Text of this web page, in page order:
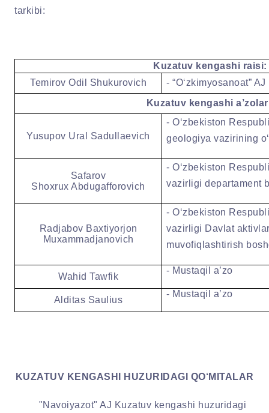
tarkibi:
Kuzatuv kengashi raisi:
Temirov Odil Shukurovich -“O‘zkimyosanoat”
Kuzatuv kengashi
Yusupov Ural Sadullaevich
-O‘zbekiston
geologiya vazirining
Safarov
Shoxrux Abdugafforovich
-O‘zbekiston
vazirligi departament
Radjabov Baxtiyorjon
Muxammadjanovich
-O‘zbekiston
vazirligi Davlat
muvofiqlashtirish
Wahid Tawfik
- Mustaqil a’zo
Alditas Saulius
- Mustaqil a’zo
KUZATUV KENGASHI HUZURIDAGI QO‘MITALAR
"Navoiyazot" AJ Kuzatuv kengashi huzuridagi